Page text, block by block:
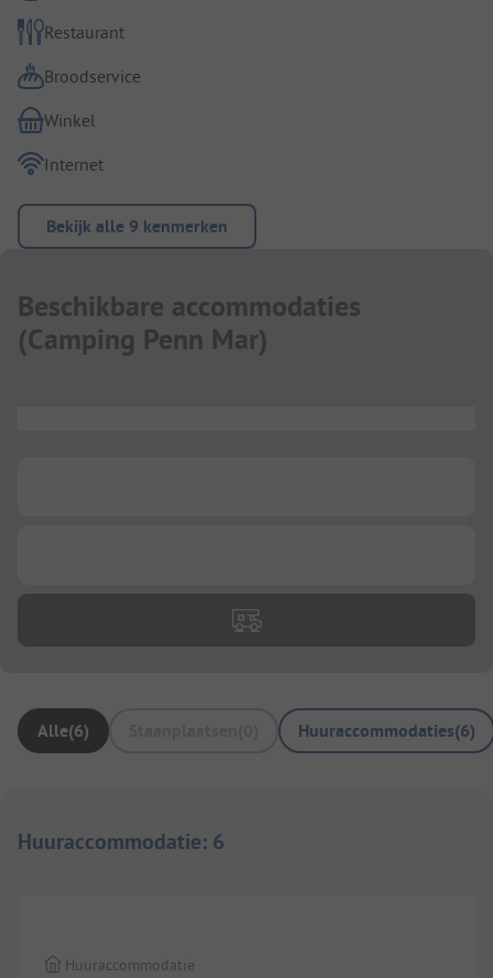
Restaurant
Broodservice
Winkel
Internet
Bekijk alle 9 kenmerken
Beschikbare accommodaties
(Camping Penn Mar)
Alle(6) Huuraccommodaties(6)
Huuraccommodatie: 6
Huuraccommodatie